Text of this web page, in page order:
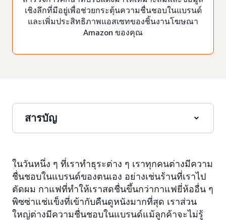
เชิงลึกที่มีอยู่เพื่อช่วยกระตุ้นความชื่นชอบในแบรนด์
และเพิ่มประสิทธิภาพแอสเซทของชิ้นงานโฆษณา
Amazon ของคุณ
สารบัญ
ในวันหนึ่ง ๆ ที่เราทำธุระต่าง ๆ เราทุกคนต่างมีความ
ชื่นชอบในแบรนด์ของตนเอง อย่างเช่นร้านที่เราไป
ตัดผม กาแฟที่ทำให้เราสดชื่นขึ้นกว่ากาแฟยี่ห้ออื่น ๆ
พิซซ่าแช่แข็งที่เข้ากับคืนดูหนังมากที่สุด เราส่วน
ใหญ่ต่างมีความชื่นชอบในแบรนด์แม้ลูกค้าจะไม่รู้